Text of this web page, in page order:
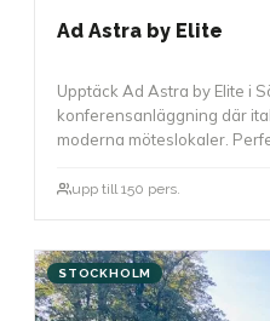
Ad Astra by Elite
Upptäck Ad Astra by Elite i
konferensanläggning där
moderna möteslokaler.
upp till 150 pers.
STOCKHOLM